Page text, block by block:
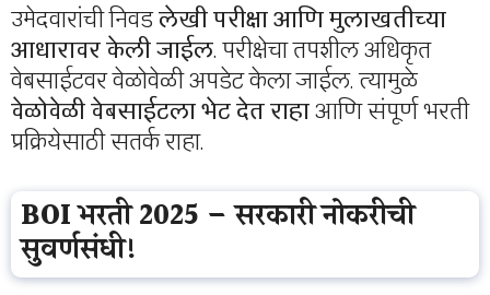
उमेदवारांची निवडलेखी परीक्षा आणि मुलाखतीच्या
आधारावर केली जाईल. परीक्षेचा तपशील अधिकृत
वेबसाईटवर वेळोवेळी अपडेट केला जाईल. त्यामुळे
वेळोवेळी वेबसाईटला भेट देत राहाआणि संपूर्ण भरती
प्रक्रियेसाठी सतर्क राहा.
BOI भरती 2025 – सरकारी नोकरीची
सुवर्णसंधी!